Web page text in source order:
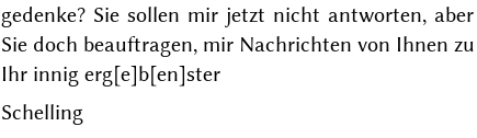
gedenke? Siesollen mir jetzt nicht antworten,
Sie doch beauftragen, mir Nachrichten von Ihnen
Ihr innig erg[e]b[en]ster
Schelling